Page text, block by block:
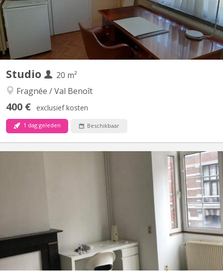
parc exclusivement résidentiel. Il sera possible de...
Studio
20 m²
Fragnée / Val Benoît
400 € exclusief kosten
1 dag geleden Beschikbaar
KL 12215
Liège-Fragnée-Belle Ile, petit studio pour étudiante. _ Wi-Fi illimité
COMPRIS. Quai des Ardennes (Face à HELMO, quai de l'Ourthe)
Pour une étudiante 100 % non fumeuse (et sans animaux). Petit
studio, entièrement remis à neuf, au 3ème étage (en façade
arrière, très calme, vue dégagée) dans un...